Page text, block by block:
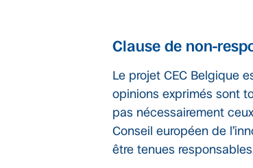
Clause de non-
Le projet CEC Belgique
opinions exprimés sont
pas nécessairement
Conseil européen de
être tenues